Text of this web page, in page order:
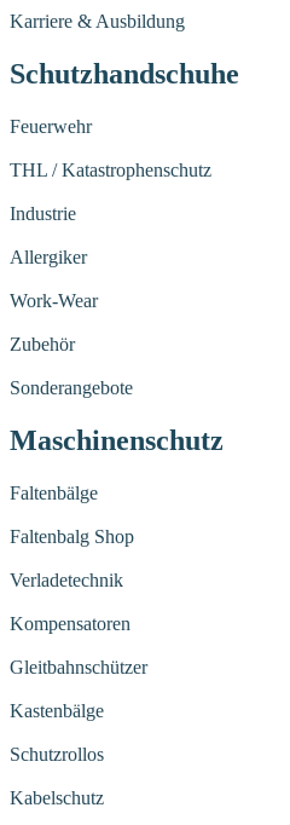
Karriere & Ausbildung
Schutzhandschuhe
Feuerwehr
THL / Katastrophenschutz
Industrie
Allergiker
Work-Wear
Zubehör
Sonderangebote
Maschinenschutz
Faltenbälge
Faltenbalg Shop
Verladetechnik
Kompensatoren
Gleitbahnschützer
Kastenbälge
Schutzrollos
Kabelschutz